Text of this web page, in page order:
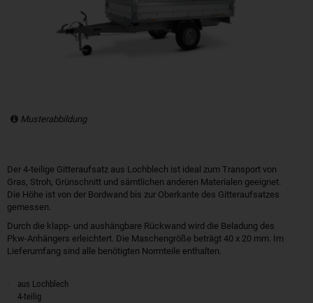
Musterabbildung
Der 4-teilige Gitteraufsatz aus Lochblech ist ideal zum Transport von
Gras, Stroh, Grünschnitt und sämtlichen anderen Materialen geeignet.
Die Höhe ist von der Bordwand bis zur Oberkante des Gitteraufsatzes
gemessen.
Durch die klapp- und aushängbare Rückwand wird die Beladung des
Pkw-Anhängers erleichtert. Die Maschengröße beträgt 40 x 20 mm. Im
Lieferumfang sind alle benötigten Normteile enthalten.
aus Lochblech
4-teilig